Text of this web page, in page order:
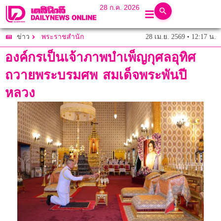
28 ก.ค. 2026
ข่าว พระราชสำนัก 28 เม.ย. 2569 • 12:17 น.
องค์กรเป็นเจ้าภาพบำเพ็ญกุศลอุทิศ
ถวายพระบรมศพ สมเด็จพระพันปี
หลวง